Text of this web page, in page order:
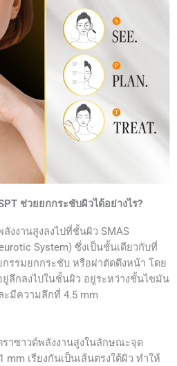
ช่วยยกกระชับผิวได้อย่างไร?
งงานสูงลงไปที่ชั้นผิว SMAS
System) ซึ่งเป็นชั้นเดียวกับที่
รรมยกกระชับ หรือผ่าตัดดึงหน้า โดย
ลึกลงไปในชั้นผิว อยู่ระหว่างชั้นไขมัน
มีความลึกที่ 4.5 mm
ราซาวด์พลังงานสูงในลักษณะจุด
เรียงกันเป็นเส้นตรงใต้ผิว ทำให้